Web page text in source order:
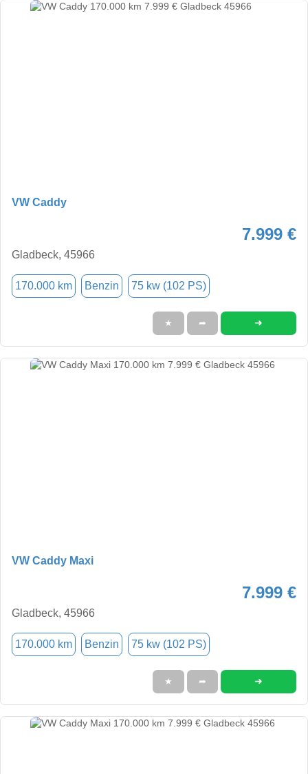
VW Caddy
7.999 €
Gladbeck, 45966
170.000 km Benzin 75 kw (102 PS)
★ ➦ ➜
VW Caddy Maxi
7.999 €
Gladbeck, 45966
170.000 km Benzin 75 kw (102 PS)
★ ➦ ➜